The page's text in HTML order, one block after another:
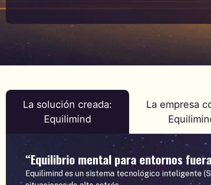
La solución creada:
Equilimind
La empresa
“Equilibrio mental para entornos
Equilimind es un sistema tecnológico inteligente